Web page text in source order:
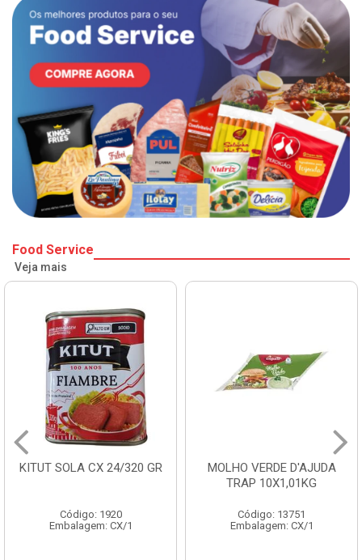
Food Service
Veja mais
KITUT SOLA CX 24/320 GR
Código: 1920
Embalagem: CX/1
MOLHO VERDE D'AJUDA
TRAP 10X1,01KG
Código: 13751
Embalagem: CX/1